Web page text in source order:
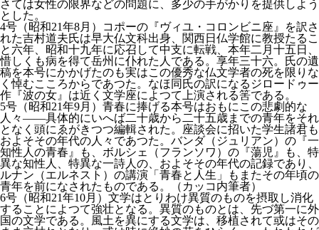
さては女性の限界などの問題に、多少の手がかりを提供しよう
とした。
4号（昭和21年8月）コポーの『ヴィユ・コロンビニ座』を訳さ
れた吉村道夫氏は早大仏文科出身、関西日仏学館に教授たるこ
と六年、昭和十九年に応召して中支に転戦、本年二月十五日、
惜しくも病を得て岳州に仆れた人である。享年三十六。氏の遺
稿を本号にかかげたのも実はこの優秀な仏文学者の死を限りな
く悼むこころからであつた。なほ同氏の訳になるジロードゥー
作『波の女』は近く文学座によつて上演される筈である。
5号（昭和21年9月）青春に捧げる本号はおもにこの悲劇的な
人々――具体的にいへば二十歳から二十五歳までの青年をそれ
となく頭にゑがきつつ編輯された。座談会に招いた学生諸君も
およそその年代の人々であつた。バンダ（ジュリアン）の『一
知性人の青春』も、ボルシェ（フランソワ）の『蕩児』も、特
異な知性人、特異な一詩人の、およそその年代の記録であり、
ルナン（エルネスト）の講演「青春と人生」もまたその年頃の
青年を前になされたものである。（カッコ内筆者）
6号（昭和21年10月）文学はとりわけ異質のものを摂取し消化
することによつて強壮となる。異質のものとは、先づ第一に外
国の文学である。風土を異にする文学は、移植されて或はその